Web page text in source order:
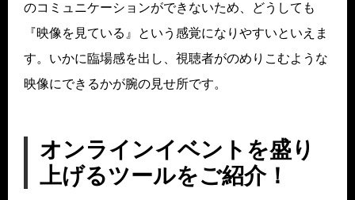
のコミュニケーションができないため、どうしても
『映像を見ている』という感覚になりやすいといえま
す。いかに臨場感を出し、視聴者がのめりこむような
映像にできるかが腕の見せ所です。
オンラインイベントを盛り
上げるツールをご紹介！